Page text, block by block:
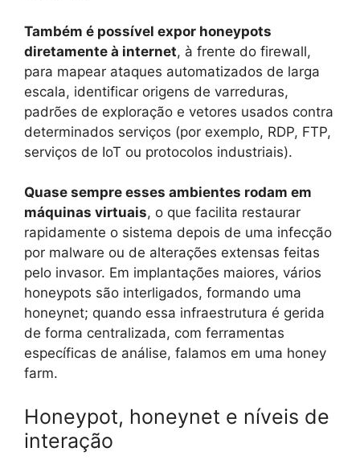
Também é possível expor honeypots
diretamente à internet, à frente do firewall,
para mapear ataques automatizados de larga
escala, identificar origens de varreduras,
padrões de exploração e vetores usados contra
determinados serviços (por exemplo, RDP, FTP,
serviços de IoT ou protocolos industriais).
Quase sempre esses ambientes rodam em
máquinas virtuais, o que facilita restaurar
rapidamente o sistema depois de uma infecção
por malware ou de alterações extensas feitas
pelo invasor. Em implantações maiores, vários
honeypots são interligados, formando uma
honeynet; quando essa infraestrutura é gerida
de forma centralizada, com ferramentas
específicas de análise, falamos em uma honey
farm.
Honeypot, honeynet e níveis de
interação